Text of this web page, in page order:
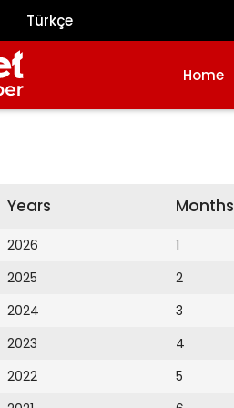
Türkçe
Home
Years
2026
2025
2024
2023
2022
Months
1
2
3
4
5